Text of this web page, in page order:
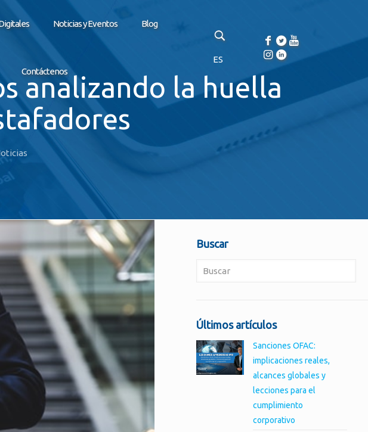
Noticias y Eventos Blog
Contáctenos
ES
analizando la huella
Buscar
Últimos artículos
Sanciones OFAC:
implicaciones reales,
alcances globales y
lecciones para el
cumplimiento
corporativo